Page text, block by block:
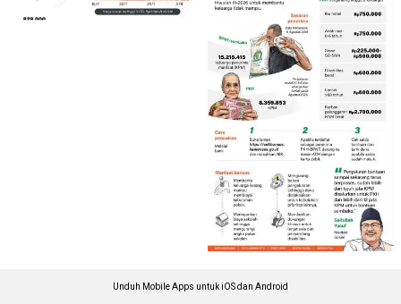
Unduh Mobile Apps untuk iOS dan Android